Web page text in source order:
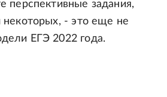
перспективные задания,
некоторых, - это еще не
ЕГЭ 2022 года.